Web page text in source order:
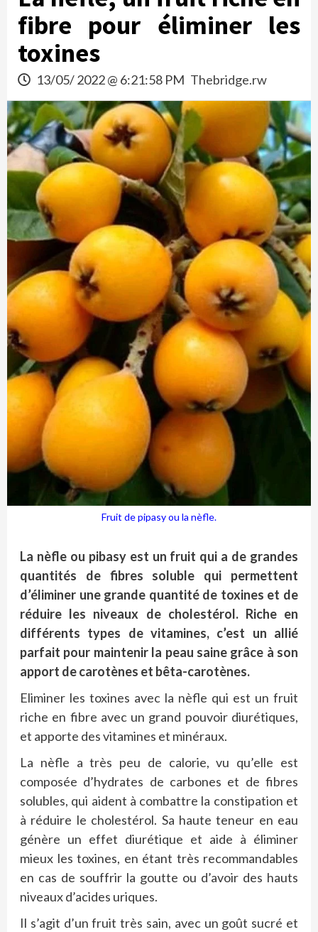
fibre pour éliminer les
toxines
13/05/ 2022 @ 6:21:58 PM Thebridge.rw
Fruit de pipasy ou la nèfle.
La nèfle ou pibasyest un fruit qui a de grandes
quantités de fibres soluble qui permettent
d’éliminer une grande quantité de toxines et de
réduire les niveaux de cholestérol. Riche en
différents types de vitamines, c’est un allié
parfait pour maintenir la peau saine grâce à son
apport de carotènes et bêta-carotènes.
Eliminer les toxines avec la nèfle qui est un fruit
riche en fibre avec un grand pouvoir diurétiques,
et apporte des vitamines et minéraux.
La nèfle a très peu de calorie, vu qu’elle est
composée d’hydrates de carbones et de fibres
solubles, qui aident à combattre la constipation et
à réduire le cholestérol. Sa haute teneur en eau
génère un effet diurétique et aide à éliminer
mieux les toxines, en étant très recommandables
en cas de souffrir la goutte ou d’avoir des hauts
niveaux d’acides uriques.
Il s’agit d’un fruit très sain, avec un goût sucré et